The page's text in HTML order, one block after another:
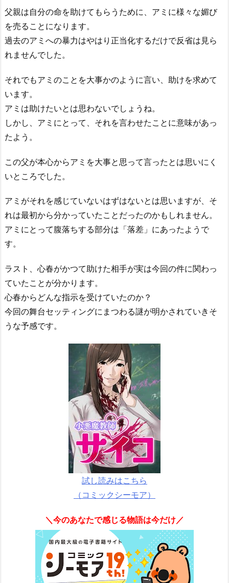
父親は自分の命を助けてもらうために、アミに様々な媚び
を売ることになります。
過去のアミへの暴力はやはり正当化するだけで反省は見ら
れませんでした。
それでもアミのことを大事かのように言い、助けを求めて
います。
アミは助けたいとは思わないでしょうね。
しかし、アミにとって、それを言わせたことに意味があっ
たよう。
この父が本心からアミを大事と思って言ったとは思いにく
いところでした。
アミがそれを感じていないはずはないとは思いますが、そ
れは最初から分かっていたことだったのかもしれません。
アミにとって腹落ちする部分は「落差」にあったようで
す。
ラスト、心春がかつて助けた相手が実は今回の件に関わっ
ていたことが分かります。
心春からどんな指示を受けていたのか？
今回の舞台セッティングにまつわる謎が明かされていきそ
うな予感です。
試し読みはこちら
（コミックシーモア）
＼今のあなたで感じる物語は今だけ／